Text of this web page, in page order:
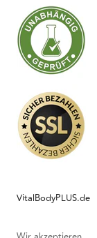
VitalBodyPLUS.de